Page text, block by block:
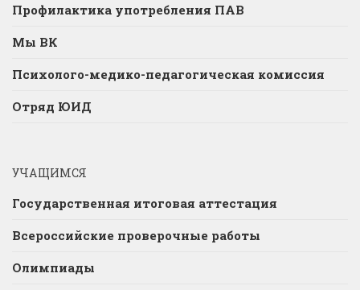
Профилактика употребления ПАВ
Мы ВК
Психолого-медико-педагогическая комиссия
Отряд ЮИД
УЧАЩИМСЯ
Государственная итоговая аттестация
Всероссийские проверочные работы
Олимпиады